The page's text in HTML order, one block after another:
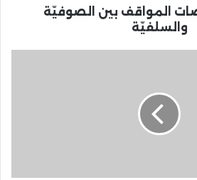
المواقف بين الصوفيّة
والسلفيّة